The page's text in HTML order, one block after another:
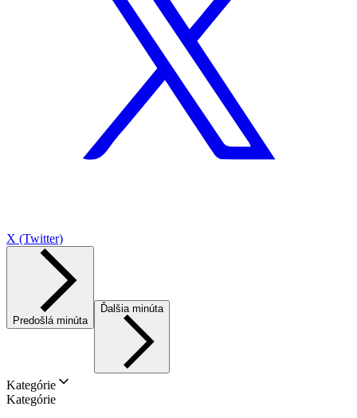
X (Twitter)
Predošlá minúta
Ďalšia minúta
Kategórie
Kategórie